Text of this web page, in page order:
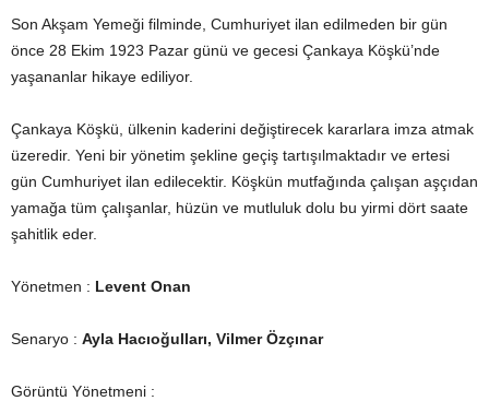
Son Akşam Yemeği filminde, Cumhuriyet ilan edilmeden bir gün
önce 28 Ekim 1923 Pazar günü ve gecesi Çankaya Köşkü’nde
yaşananlar hikaye ediliyor.
Çankaya Köşkü, ülkenin kaderini değiştirecek kararlara imza atmak
üzeredir. Yeni bir yönetim şekline geçiş tartışılmaktadır ve ertesi
gün Cumhuriyet ilan edilecektir. Köşkün mutfağında çalışan aşçıdan
yamağa tüm çalışanlar, hüzün ve mutluluk dolu bu yirmi dört saate
şahitlik eder.
Yönetmen : Levent Onan
Senaryo : Ayla Hacıoğulları, Vilmer Özçınar
Görüntü Yönetmeni :